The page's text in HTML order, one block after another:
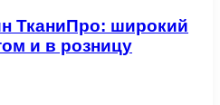
ТканиПро: широкий
и в розницу